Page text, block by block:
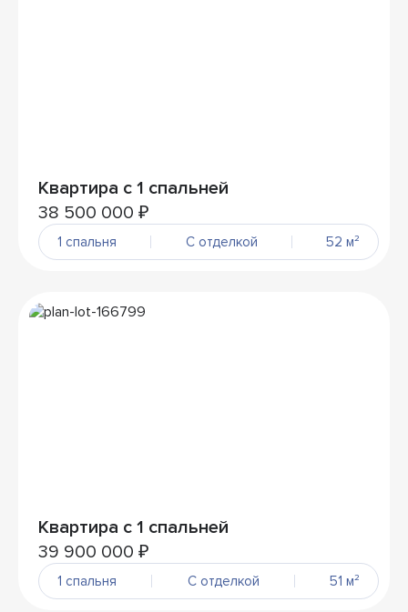
Квартира с 1 спальней
38 500 000 ₽
1 спальня С отделкой 52 м²
Квартира с 1 спальней
39 900 000 ₽
1 спальня С отделкой 51 м²